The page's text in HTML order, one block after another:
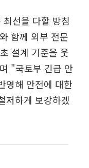
선을 다할 방침
함께 외부 전문
설계 기준을 웃
"국토부 긴급 안
영해 안전에 대한
저하게 보강하겠